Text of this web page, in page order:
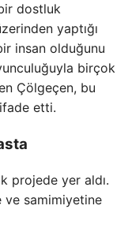
dostluk
yaptığı
insan olduğunu
birçok
Çölgeçen, bu
ifade etti.
projede yer aldı.
ve samimiyetine